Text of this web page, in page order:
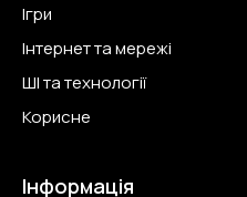
Ігри
Інтернет та мережі
ШІ та технології
Корисне
Інформація